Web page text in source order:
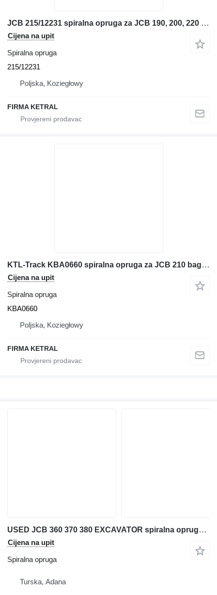
JCB 215/12231 spiralna opruga za JCB 190, 200, 220 bagera
Cijena na upit
Spiralna opruga
215/12231
Poljska, Koziegłowy
FIRMA KETRAL
KTL-Track KBA0660 spiralna opruga za JCB 210 bagera
Cijena na upit
Spiralna opruga
KBA0660
Poljska, Koziegłowy
FIRMA KETRAL
USED JCB 360 370 380 EXCAVATOR spiralna opruga za JCB JS 360 LC / JS 370 LC / JS 380 LC bagera
Cijena na upit
Spiralna opruga
Turska, Adana